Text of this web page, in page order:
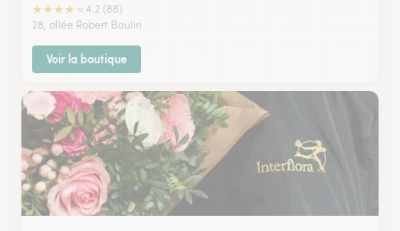
★★★★
4.2 (88)
28, allée Robert Boulin
Voir la boutique